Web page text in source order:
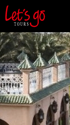
Anrede*
Vorname*